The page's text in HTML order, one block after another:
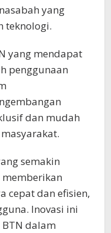
yang
teknologi.
yang mendapat
penggunaan
dan mudah
semakin
cepat dan efisien,
Inovasi ini
dalam